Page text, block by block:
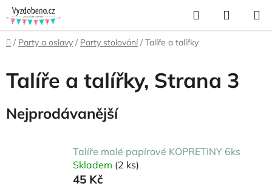
Přejít
na
obsah
Hledat
KOŠÍK
Domů
/ Party a oslavy / Party stolování / Talíře a talířky
Talíře a talířky, Strana 3
Nejprodávanější
Talíře malé papírové KOPRETINY 6ks
Skladem (2 ks)
45 Kč